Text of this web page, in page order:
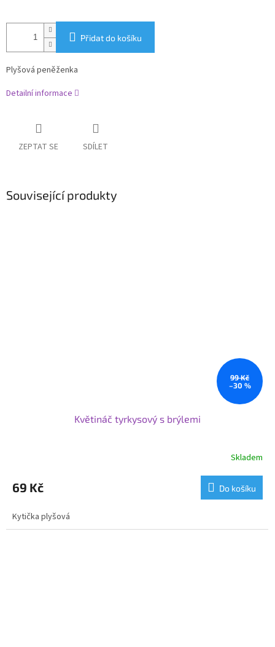
Přidat do košíku
Plyšová peněženka
Detailní informace
ZEPTAT SE SDÍLET
Související produkty
99 Kč
–30 %
Květináč tyrkysový s brýlemi
Skladem
69 Kč Do košíku
Kytička plyšová